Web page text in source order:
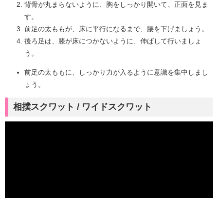
背骨が丸まらないように、胸をしっかり開いて、正面を見ま
す。
前足の太ももが、床に平行になるまで、腰を下げましょう。
後ろ足は、膝が床につかないように、伸ばして行いましょ
う。
前足の太ももに、しっかり力が入るように意識を集中しまし
ょう。
相撲スクワット / ワイドスクワット